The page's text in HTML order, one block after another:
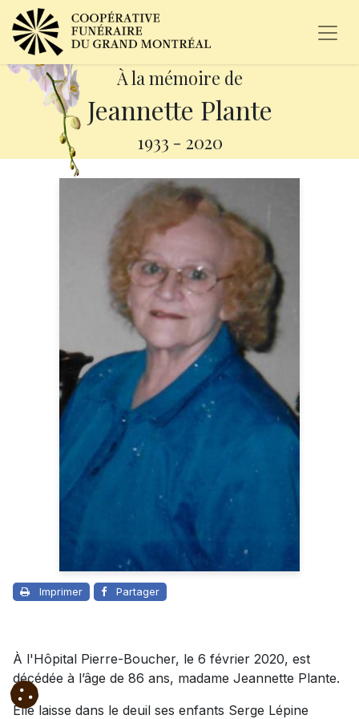
À la mémoire de
Jeannette Plante
1933 - 2020
Imprimer Partager
À l'Hôpital Pierre-Boucher, le 6 février 2020, est
décédée à l’âge de 86 ans, madame Jeannette Plante.
Elle laisse dans le deuil ses enfants Serge Lépine